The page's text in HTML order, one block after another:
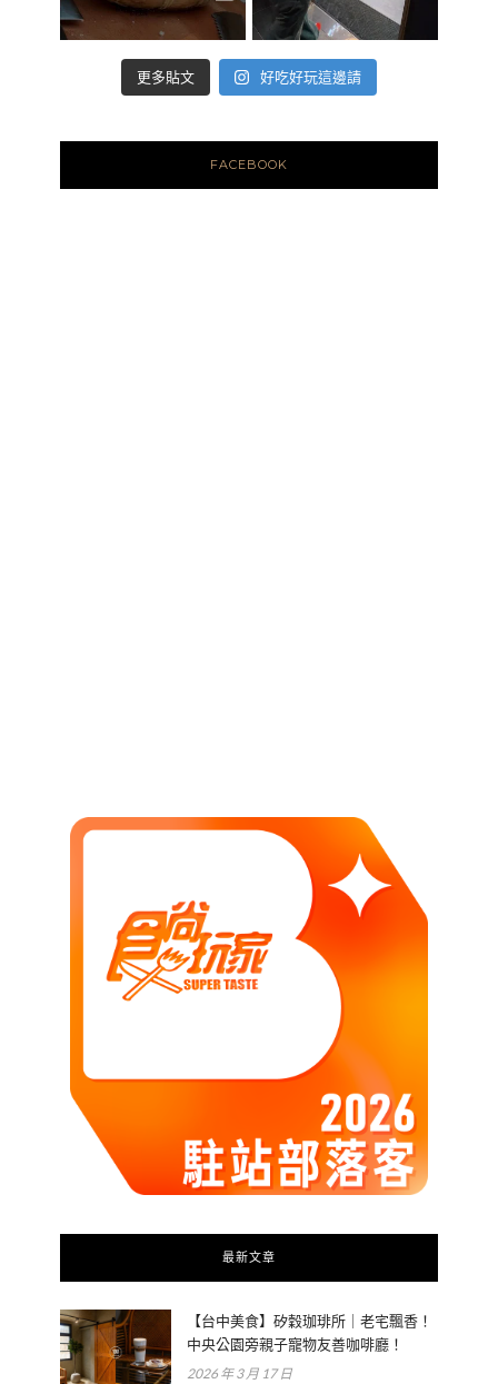
更多貼文 好吃好玩這邊請
FACEBOOK
最新文章
【台中美食】矽穀珈琲所｜老宅飄香！
中央公園旁親子寵物友善咖啡廳！
2026 年 3 月 17 日